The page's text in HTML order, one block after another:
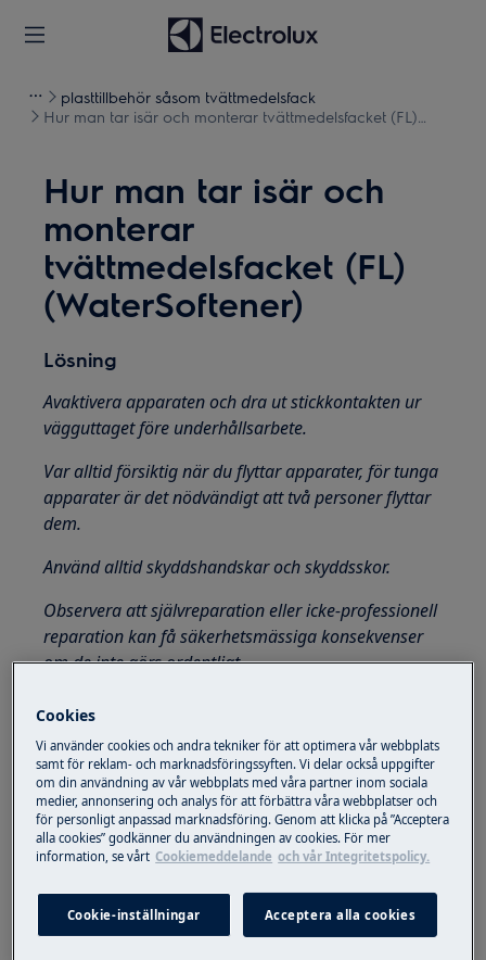
plasttillbehör såsom tvättmedelsfack
Hur man tar isär och monterar tvättmedelsfacket (FL)
Hur man tar isär och
monterar
tvättmedelsfacket (FL)
(WaterSoftener)
Lösning
Avaktivera apparaten och dra ut stickkontakten ur
vägguttaget före underhållsarbete.
Var alltid försiktig när du flyttar apparater, för tunga
apparater är det nödvändigt att två personer flyttar
dem.
Använd alltid skyddshandskar och skyddsskor.
Observera att självreparation eller icke-professionell
reparation kan få säkerhetsmässiga konsekvenser
om de inte görs ordentligt
Hur man tar isär och monterar
ANMÄRKNING:
Nedanstående bilder är endast illustrativa, de kan
skilja sig från din tvättmaskin / tvättmaskin.
Öppna tvättmedelsfacket. Spärren (indikerad
med “PUSH” -namn) syns på vänster sida.
Cookies
Vi använder cookies och andra tekniker för att optimera vår webbplats
samt för reklam- och marknadsföringssyften. Vi delar också uppgifter
om din användning av vår webbplats med våra partner inom sociala
medier, annonsering och analys för att förbättra våra webbplatser och
för personligt anpassad marknadsföring. Genom att klicka på ”Acceptera
alla cookies” godkänner du användningen av cookies. För mer
information, se vårt Cookiemeddelande och vår Integritetspolicy.
Cookie-inställningar Acceptera alla cookies